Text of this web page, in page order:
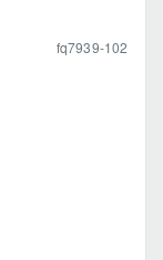
fq7939-102